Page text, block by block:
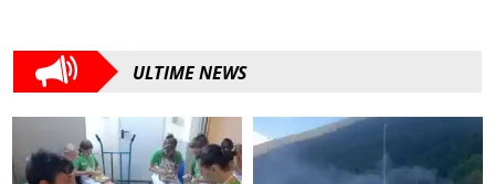
ULTIME NEWS